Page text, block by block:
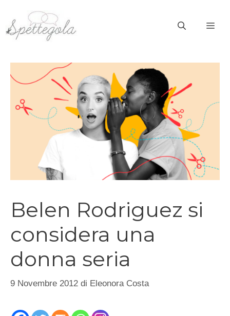
contenuto
Belen Rodriguez si
considera una
donna seria
9 Novembre 2012 di Eleonora Costa